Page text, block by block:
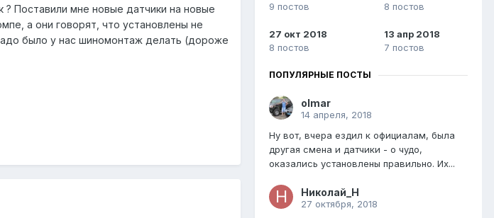
Поставили мне новые датчики на новые
а они говорят, что установлены не
было у нас шиномонтаж делать (дороже
9 постов
8 постов
27 окт 2018
8 постов
13 апр 2018
7 постов
ПОПУЛЯРНЫЕ ПОСТЫ
olmar
14 апреля, 2018
Ну вот, вчера ездил к официалам, была
другая смена и датчики - о чудо,
оказались установлены правильно. Их...
Николай_Н
27 октября, 2018